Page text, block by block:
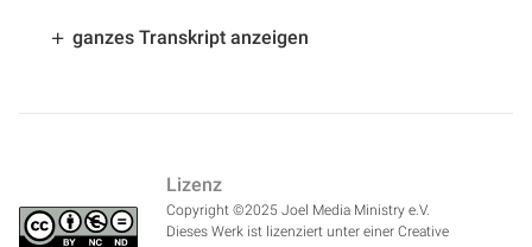
geplant hat. Wir wollen starten in Vers 9: "Du hast den
die Wildesel löschen ihren Durst. Über ihnen wohnen die
Vögel des Himmels, die lassen aus den Zweigen ihre
ganzes Transkript anzeigen
Lizenz
Copyright ©2025 Joel Media Ministry e.V.
Dieses Werk ist lizenziert unter einer Creative